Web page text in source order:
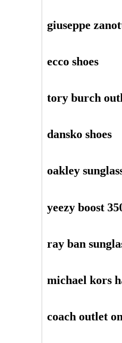
giuseppe
ecco shoes
tory burch
dansko shoes
oakley
yeezy boost
ray ban
michael kors
coach outlet